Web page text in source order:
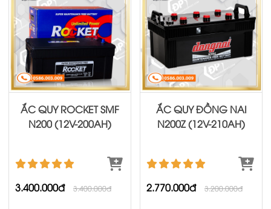
ẮC QUY ROCKET SMF
N200 (12V-200AH)
3.400.000đ 3.400.000đ
ẮC QUY ĐỒNG NAI
N200Z (12V-210AH)
2.770.000đ 3.200.000đ